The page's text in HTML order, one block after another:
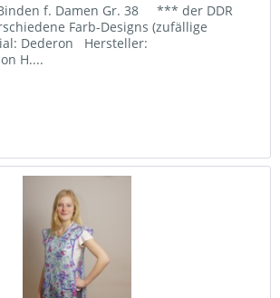
f. Damen Gr. 38 *** der DDR
Farb-Designs (zufällige
Dederon Hersteller:
H....